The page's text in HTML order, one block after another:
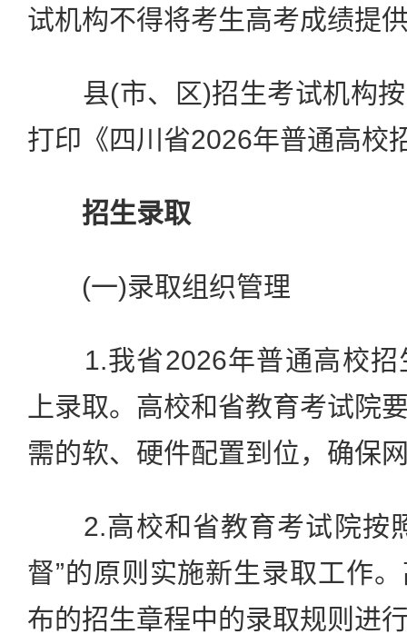
试机构不得将考生高考成绩提
县(市、区)招生考试机构按
打印《四川省2026年普通高校
招生录取
(一)录取组织管理
1.我省2026年普通高校招
上录取。高校和省教育考试院
需的软、硬件配置到位，确保
2.高校和省教育考试院按
督”的原则实施新生录取工作
布的招生章程中的录取规则进